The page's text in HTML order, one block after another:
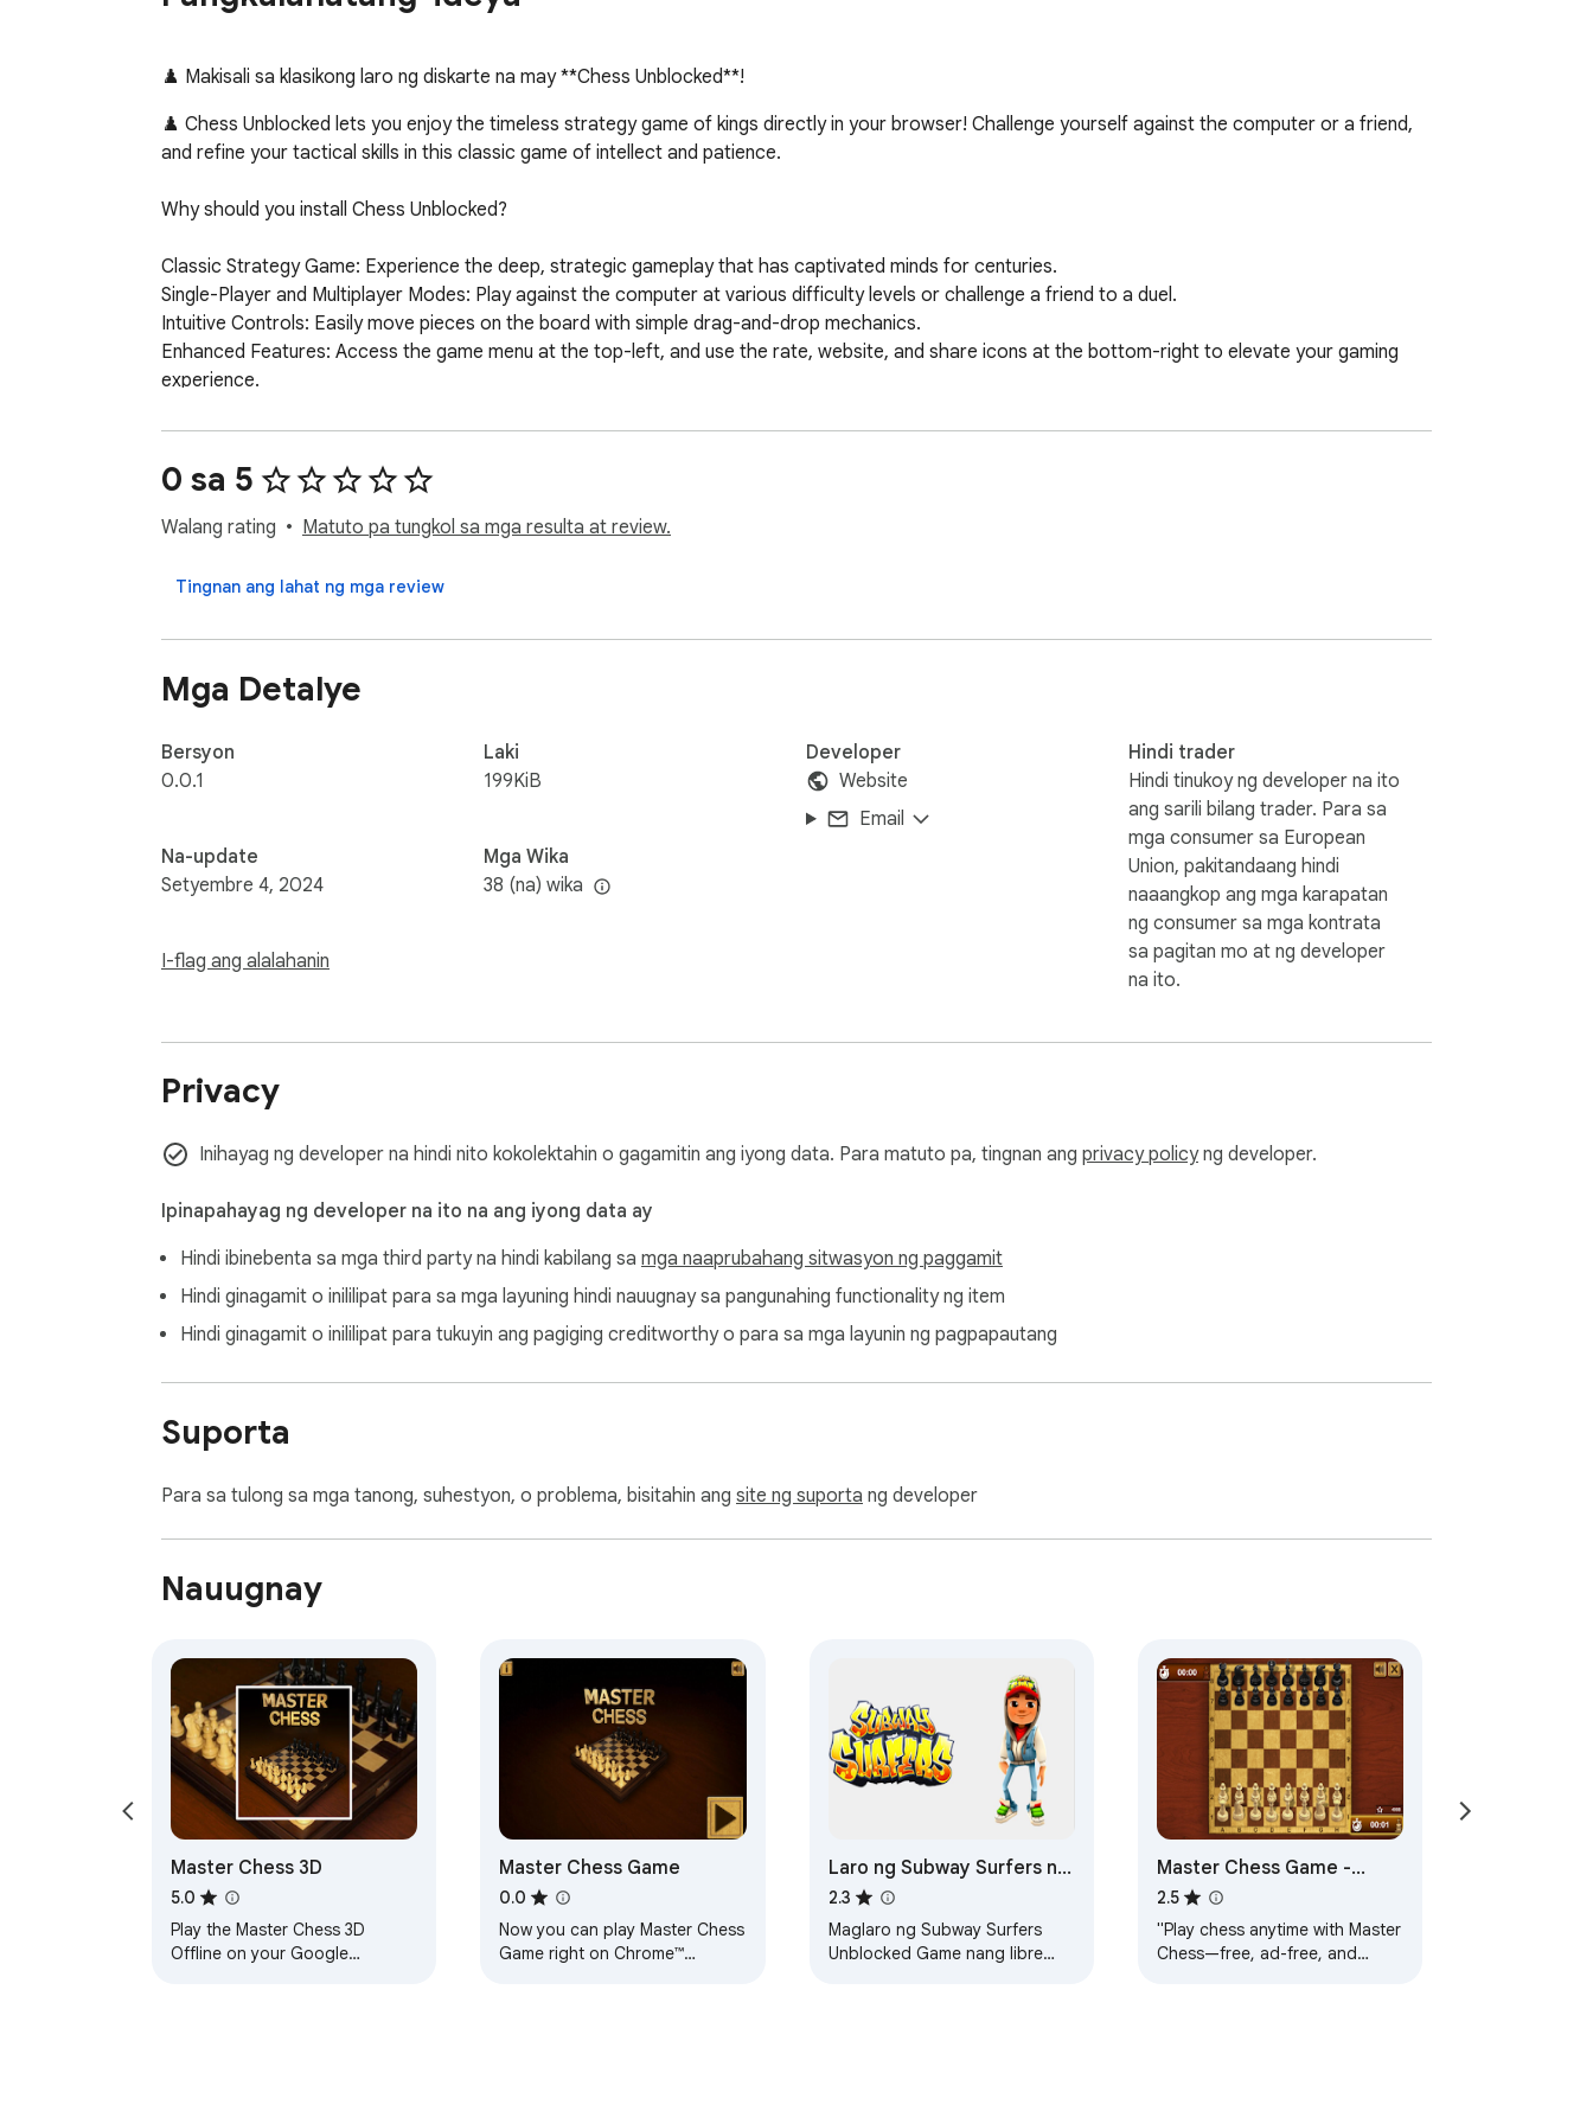
♟️ Makisali sa klasikong laro ng diskarte na may **Chess Unblocked**!
♟️ Chess Unblocked lets you enjoy the timeless strategy game of kings directly in your browser! Challenge yourself against the computer or a friend,
and refine your tactical skills in this classic game of intellect and patience.
Why should you install Chess Unblocked?
Classic Strategy Game: Experience the deep, strategic gameplay that has captivated minds for centuries.
Single-Player and Multiplayer Modes: Play against the computer at various difficulty levels or challenge a friend to a duel.
Intuitive Controls: Easily move pieces on the board with simple drag-and-drop mechanics.
Enhanced Features: Access the game menu at the top-left, and use the rate, website, and share icons at the bottom-right to elevate your gaming
experience.
Are you ready to master the board and checkmate your opponent? Chess Unblocked is your battlefield! ♚♛
0 sa 5
Walang rating Matuto pa tungkol sa mga resulta at review.
Tingnan ang lahat ng mga review
Mga Detalye
Bersyon
0.0.1
Na-update
Setyembre 4, 2024
I-flag ang alalahanin
Laki
199KiB
Mga Wika
38 (na) wika
Developer
Website
Email
Hindi trader
Hindi tinukoy ng developer na ito
ang sarili bilang trader. Para sa
mga consumer sa European
Union, pakitandaang hindi
naaangkop ang mga karapatan
ng consumer sa mga kontrata
sa pagitan mo at ng developer
na ito.
Privacy
Inihayag ng developer na hindi nito kokolektahin o gagamitin ang iyong data. Para matuto pa, tingnan ang privacy policyng developer.
Ipinapahayag ng developer na ito na ang iyong data ay
Hindi ibinebenta sa mga third party na hindi kabilang sa mga naaprubahang sitwasyon ng paggamit
Hindi ginagamit o inililipat para sa mga layuning hindi nauugnay sa pangunahing functionality ng item
Hindi ginagamit o inililipat para tukuyin ang pagiging creditworthy o para sa mga layunin ng pagpapautang
Suporta
Para sa tulong sa mga tanong, suhestyon, o problema, bisitahin ang site ng suporta ng developer
Nauugnay
Master Chess 3D
5.0
Play the Master Chess 3D
Offline on your Google
Master Chess Game
0.0
Now you can play Master Chess
Game right on Chrome™
Laro ng Subway Surfers na
Walang Hadlang
2.3
Maglaro ng Subway Surfers
Unblocked Game nang libre
Master Chess Game -
Challenge AI and Master
Chess Tactics!
2.5
"Play chess anytime with Master
Chess—free, ad-free, and